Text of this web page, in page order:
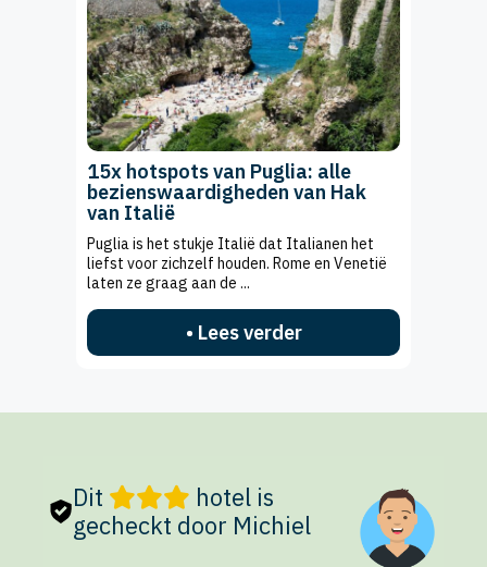
15x hotspots van Puglia: alle
bezienswaardigheden van Hak
van Italië
Puglia is het stukje Italië dat Italianen het
liefst voor zichzelf houden. Rome en Venetië
laten ze graag aan de ...
• Lees verder
Dit
hotel is
gecheckt door Michiel